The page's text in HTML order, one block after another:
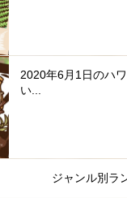
2020年6月1日のハ
い...
ジャンル別ラ